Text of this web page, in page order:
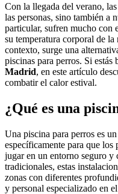
Con la llegada del verano,
las personas, sino también a
particular, sufren mucho con
su temperatura corporal de
contexto, surge una
piscinas para perros. Si estás
Madrid, en este artículo
combatir el calor estival.
¿Qué es una
Una piscina para perros es
específicamente para que los
jugar en un entorno seguro y
tradicionales, estas
zonas con diferentes
y personal especializado en